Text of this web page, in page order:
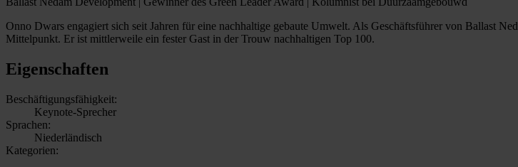
Onno Dwars engagiert sich seit Jahren für eine nachhaltige gebaute Umwelt. Als Geschäftsführer von Ballast
Mittelpunkt. Er ist mittlerweile ein fester Gast in der Trouw nachhaltigen Top 100.
Eigenschaften
Beschäftigungsfähigkeit:
Keynote-Sprecher
Sprachen:
Niederländisch
Kategorien: